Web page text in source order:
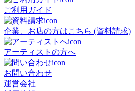
ご利用ガイド
企業、お店の方はこちら (資料請求)
アーティストの方へ
お問い合わせ
運営会社